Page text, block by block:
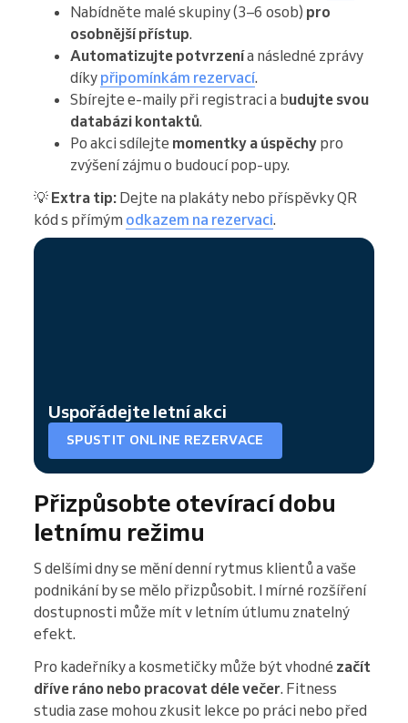
Nabídněte malé skupiny (3–6 osob) pro
osobnější přístup.
Automatizujte potvrzenía následné zprávy
díky připomínkám rezervací.
Sbírejte e-maily při registraci a budujte svou
databázi kontaktů.
Po akci sdílejte momentky a úspěchy pro
zvýšení zájmu o budoucí pop-upy.
💡 Extra tip: Dejte na plakáty nebo příspěvky QR
kód s přímým odkazem na rezervaci.
Uspořádejte letní akci
SPUSTIT ONLINE REZERVACE
Přizpůsobte otevírací dobu
letnímu režimu
S delšími dny se mění denní rytmus klientů a vaše
podnikání by se mělo přizpůsobit. I mírné rozšíření
dostupnosti může mít v letním útlumu znatelný
efekt.
Pro kadeřníky a kosmetičky může být vhodné začít
dříve ráno nebo pracovat déle večer. Fitness
studia zase mohou zkusit lekce po práci nebo před